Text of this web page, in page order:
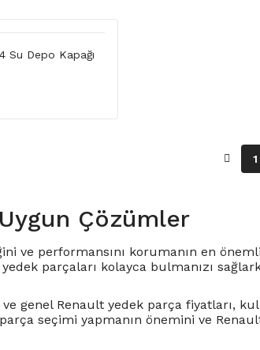
Su Depo Kapağı
1
Çözümler
ve performansını korumanın en
parçaları kolayca bulmanızı
ve genel Renault yedek parça fiyatları,
seçimi yapmanın önemini ve